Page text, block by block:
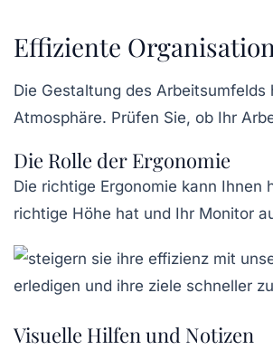
Effiziente
Die Gestaltung des
Atmosphäre. Prüfen Sie, ob Ihr
Die Rolle der Ergonomie
Die richtige Ergonomie kann
richtige Höhe hat und Ihr Monitor
Visuelle Hilfen und Notizen